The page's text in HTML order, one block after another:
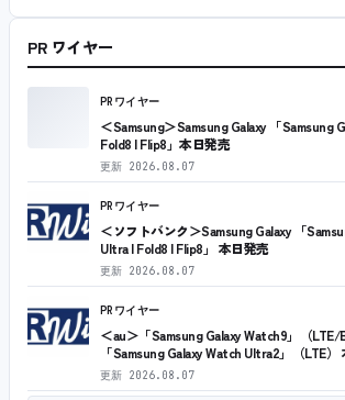
PR ワイヤー
PRワイヤー
＜Samsung＞Samsung Galaxy 「Samsung
Fold8 | Flip8」本日発売
更新 2026.08.07
PRワイヤー
＜ソフトバンク＞Samsung Galaxy 「
Ultra | Fold8 | Flip8」 本日発売
更新 2026.08.07
PRワイヤー
＜au＞「Samsung Galaxy Watch9」（LTE/
「Samsung Galaxy Watch Ultra2」（LTE）
更新 2026.08.07